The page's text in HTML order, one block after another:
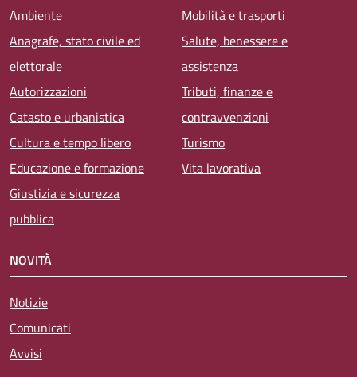
Ambiente
Anagrafe, stato civile ed
elettorale
Autorizzazioni
Catasto e urbanistica
Cultura e tempo libero
Educazione e formazione
Giustizia e sicurezza
pubblica
Mobilità e trasporti
Salute, benessere e
assistenza
Tributi, finanze e
contravvenzioni
Turismo
Vita lavorativa
NOVITÀ
Notizie
Comunicati
Avvisi